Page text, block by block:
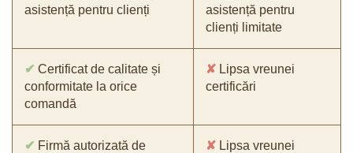
asistență pentru clienți
asistență pentru
clienți limitate
✔ Certificat de calitate și
conformitate la orice
comandă
✘ Lipsa vreunei
certificări
✔ Firmă autorizată de
✘ Lipsa vreunei